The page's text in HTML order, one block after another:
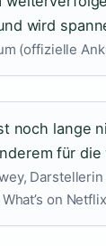
wird
(offizielle
noch lange
für die
on Netflix